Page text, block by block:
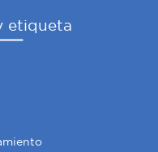
etiqueta